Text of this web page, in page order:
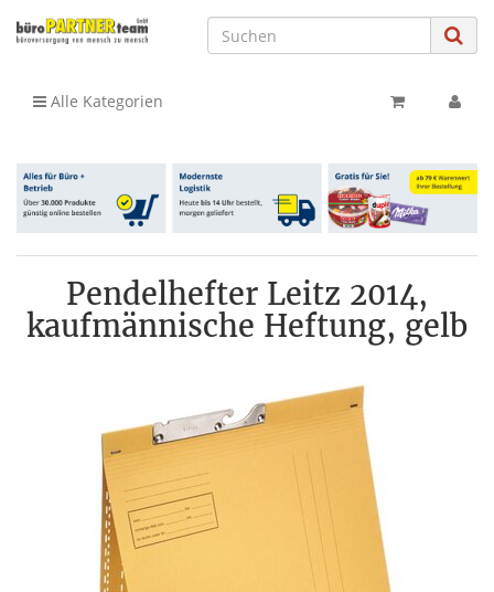
Alle Kategorien
Pendelhefter Leitz 2014,
kaufmännische Heftung, gelb